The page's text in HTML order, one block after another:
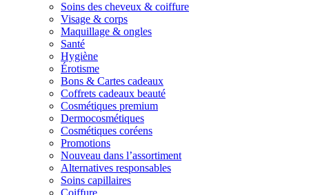
Soins des cheveux & coiffure
Visage & corps
Maquillage & ongles
Santé
Hygiène
Érotisme
Bons & Cartes cadeaux
Coffrets cadeaux beauté
Cosmétiques premium
Dermocosmétiques
Cosmétiques coréens
Promotions
Nouveau dans l’assortiment
Alternatives responsables
Soins capillaires
Coiffure